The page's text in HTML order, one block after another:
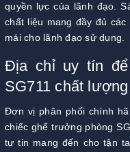
quyền lực của lãnh đạo.
chất liệu mang đầy đủ
mái cho lãnh đạo sử dụng.
Địa chỉ uy tín để
SG711 chất
Đơn vị phân phối chính
chiếc ghế trưởng phòng
tự tin mang đến cho tận